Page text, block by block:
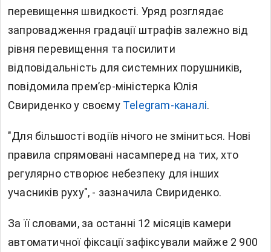
перевищення швидкості. Уряд розглядає
запровадження градації штрафів залежно від
рівня перевищення та посилити
відповідальність для системних порушників,
повідомила премʼєр-міністерка Юлія
Свириденко у своєму Telegram-каналі.
"Для більшості водіїв нічого не зміниться. Нові
правила спрямовані насамперед на тих, хто
регулярно створює небезпеку для інших
учасників руху", - зазначила Свириденко.
За її словами, за останні 12 місяців камери
автоматичної фіксації зафіксували майже 2 900